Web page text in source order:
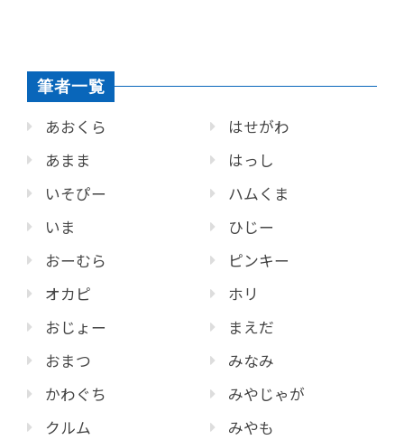
筆者一覧
あおくら
あまま
いそぴー
いま
おーむら
オカピ
おじょー
おまつ
かわぐち
クルム
はせがわ
はっし
ハムくま
ひじー
ピンキー
ホリ
まえだ
みなみ
みやじゃが
みやも